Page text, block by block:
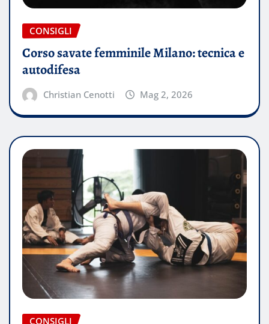
CONSIGLI
Corso savate femminile Milano: tecnica e
autodifesa
Christian Cenotti Mag 2, 2026
CONSIGLI